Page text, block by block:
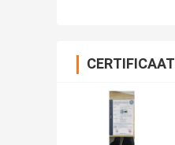
CERTIFICAAT